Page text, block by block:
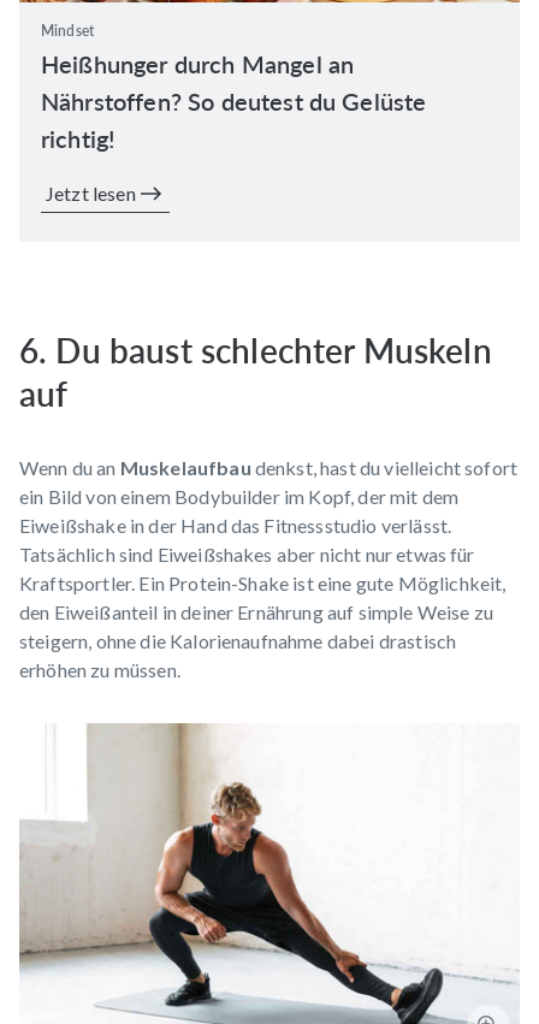
Mindset
Heißhunger durch Mangel an
Nährstoffen? So deutest du Gelüste
richtig!
Jetzt lesen
6. Du baust schlechter Muskeln
auf
Wenn du an Muskelaufbau denkst, hast du vielleicht sofort
ein Bild von einem Bodybuilder im Kopf, der mit dem
Eiweißshake in der Hand das Fitnessstudio verlässt.
Tatsächlich sind Eiweißshakes aber nicht nur etwas für
Kraftsportler. Ein Protein-Shake ist eine gute Möglichkeit,
den Eiweißanteil in deiner Ernährung auf simple Weise zu
steigern, ohne die Kalorienaufnahme dabei drastisch
erhöhen zu müssen.